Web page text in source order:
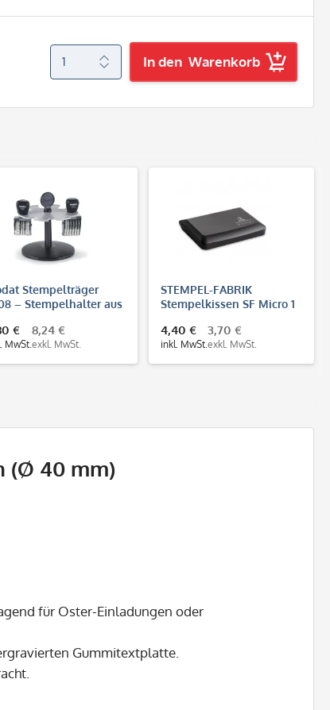
In den Warenkorb
Stempelträger
– Stempelhalter aus
€
MwSt.
8,24 €
exkl. MwSt.
STEMPEL-FABRIK
Stempelkissen SF Micro 1
4,40 €
inkl. MwSt.
3,70 €
exkl. MwSt.
(Ø 40 mm)
für Oster-Einladungen oder
Gummitextplatte.